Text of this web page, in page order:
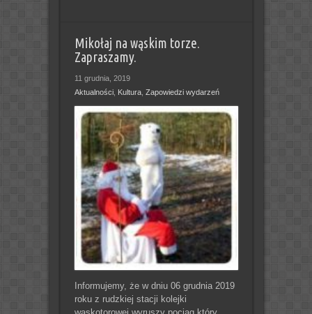
Mikołaj na wąskim torze.
Zapraszamy.
11 grudnia, 2019
Aktualności, Kultura, Zapowiedzi wydarzeń
Informujemy, że w dniu 06 grudnia 2019
roku z rudzkiej stacji kolejki